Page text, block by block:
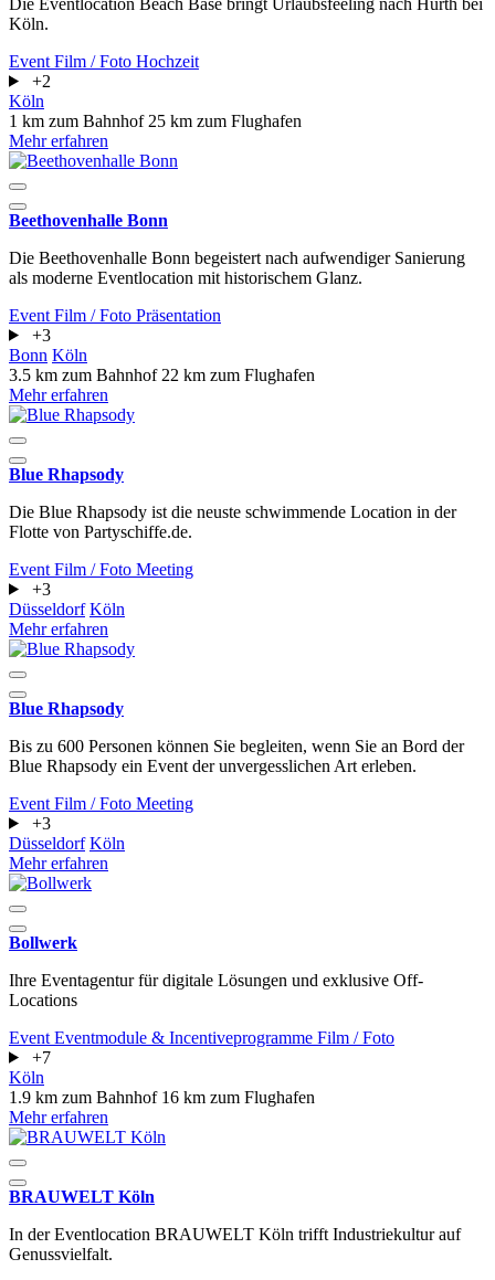
Köln.
Event Film / Foto Hochzeit
+2
Köln
1 km zum Bahnhof 25 km zum Flughafen
Mehr erfahren
Beethovenhalle Bonn
Die Beethovenhalle Bonn begeistert nach aufwendiger Sanierung
als moderne Eventlocation mit historischem Glanz.
Event Film / Foto Präsentation
+3
Bonn Köln
3.5 km zum Bahnhof 22 km zum Flughafen
Mehr erfahren
Blue Rhapsody
Die Blue Rhapsody ist die neuste schwimmende Location in der
Flotte von Partyschiffe.de.
Event Film / Foto Meeting
+3
Düsseldorf Köln
Mehr erfahren
Blue Rhapsody
Bis zu 600 Personen können Sie begleiten, wenn Sie an Bord der
Blue Rhapsody ein Event der unvergesslichen Art erleben.
Event Film / Foto Meeting
+3
Düsseldorf Köln
Mehr erfahren
Bollwerk
Ihre Eventagentur für digitale Lösungen und exklusive Off-
Locations
Event Eventmodule & Incentiveprogramme Film / Foto
+7
Köln
1.9 km zum Bahnhof 16 km zum Flughafen
Mehr erfahren
BRAUWELT Köln
In der Eventlocation BRAUWELT Köln trifft Industriekultur auf
Genussvielfalt.